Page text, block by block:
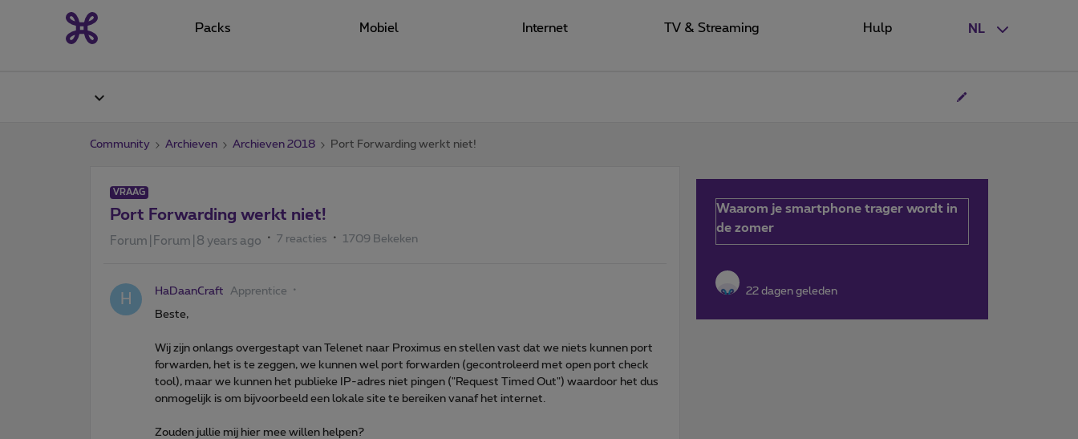
NL
Packs Mobiel Internet TV & Streaming Hulp
Community Archieven Archieven 2018 Port Forwarding werkt niet!
VRAAG
Port Forwarding werkt niet!
Forum|Forum|8 years ago 7 reacties 1709 Bekeken
H HaDaanCraft Apprentice
Beste,
Wij zijn onlangs overgestapt van Telenet naar Proximus en stellen vast dat we niets kunnen port
forwarden, het is te zeggen, we kunnen wel port forwarden (gecontroleerd met open port check
tool), maar we kunnen het publieke IP-adres niet pingen ("Request Timed Out") waardoor het dus
onmogelijk is om bijvoorbeeld een lokale site te bereiken vanaf het internet.
Zouden jullie mij hier mee willen helpen?
Waarom je smartphone trager wordt in
de zomer
22 dagen geleden